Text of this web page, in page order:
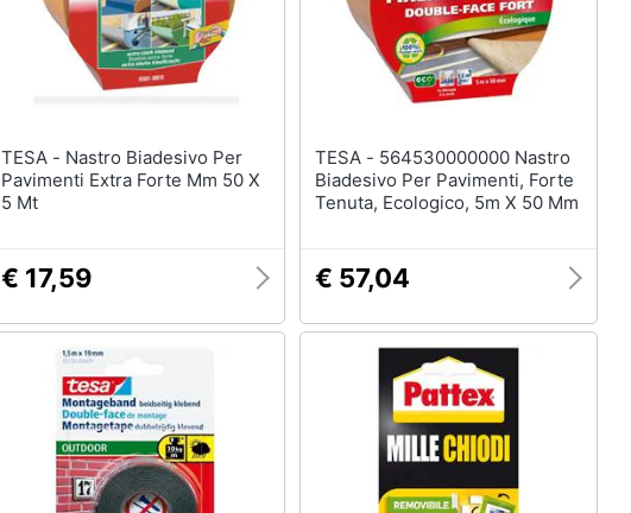
TESA - Nastro Biadesivo Per
Pavimenti Extra Forte Mm 50 X
5 Mt
€ 17,59
TESA - 564530000000 Nastro
Biadesivo Per Pavimenti, Forte
Tenuta, Ecologico, 5m X 50 Mm
€ 57,04